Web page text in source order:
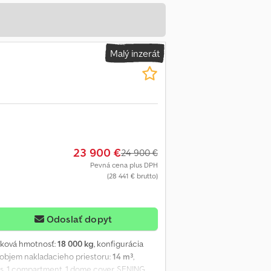
Malý inzerát
23 900 €24 900 €
Pevná cena plus DPH
(28 441 € brutto)
Odoslať dopyt
hmotnosť:18 000 kg, konfigurácia
nakladacieho priestoru:14 m³,